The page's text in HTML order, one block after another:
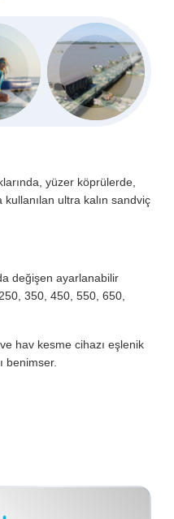
yüzer köprülerde,
ultra kalın sandviç
değişen ayarlanabilir
350, 450, 550, 650,
hav kesme cihazı eşlenik
benimser.